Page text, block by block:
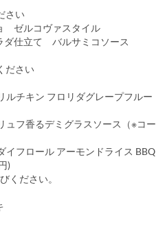
さい
ゼルコヴァスタイル
ダ仕立て バルサミコソース
ださい
ルチキン フロリダグレープフルー
ュフ香るデミグラスソース（※コー
イフロール アーモンドライス BBQ
)
ください。